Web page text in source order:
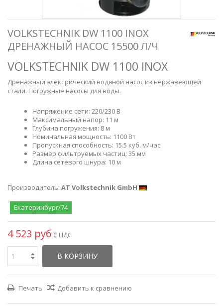
VOLKSTECHNIK DW 1100 INOX
ДРЕНАЖНЫЙ НАСОС 15500 Л/Ч
VOLKSTECHNIK DW 1100 INOX
Дренажный электрический водяной насос из нержавеющей
стали. Погружные насосы для воды.
Напряжение сети: 220/230 В
Максимальный напор: 11 м
Глубина погружения: 8 м
Номинальная мощность: 1100 Вт
Пропускная способность: 15.5 куб. м/час
Размер фильтруемых частиц: 35 мм
Длина сетевого шнура: 10 м
Производитель: AT Volkstechnik GmbH
Екатеринбург/74
4 523 руб С НДС
В КОРЗИНУ
Печать Добавить к сравнению